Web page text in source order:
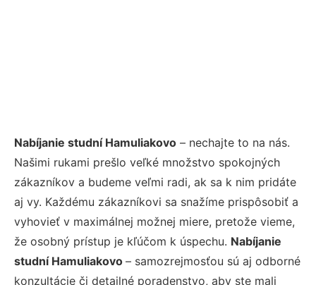
Nabíjanie studní Hamuliakovo – nechajte to na nás.
Našimi rukami prešlo veľké množstvo spokojných
zákazníkov a budeme veľmi radi, ak sa k nim pridáte
aj vy. Každému zákazníkovi sa snažíme prispôsobiť a
vyhovieť v maximálnej možnej miere, pretože vieme,
že osobný prístup je kľúčom k úspechu. Nabíjanie
studní Hamuliakovo – samozrejmosťou sú aj odborné
konzultácie či detailné poradenstvo, aby ste mali